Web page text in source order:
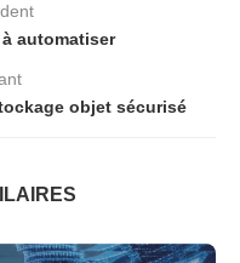
automatiser
objet sécurisé